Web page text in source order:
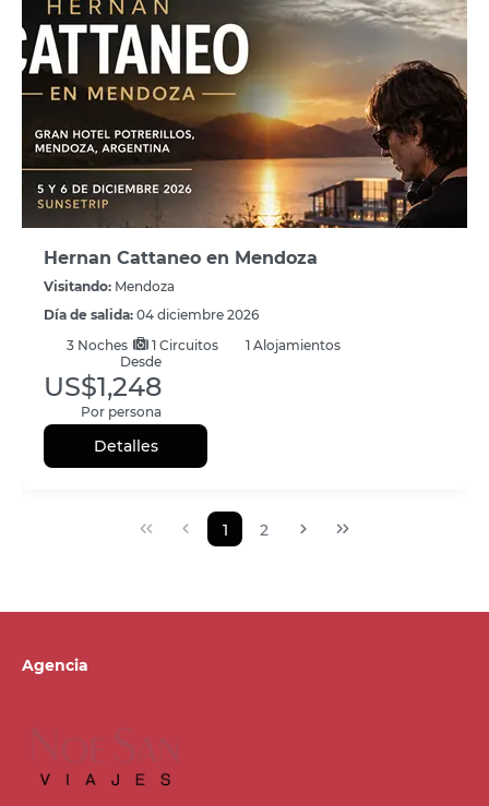
Hernan Cattaneo en Mendoza
Visitando: Mendoza
Día de salida: 04 diciembre 2026
3 Noches 1 Circuitos
1 Alojamientos
Desde
US$1,248
Por persona
Detalles
1 2
Agencia